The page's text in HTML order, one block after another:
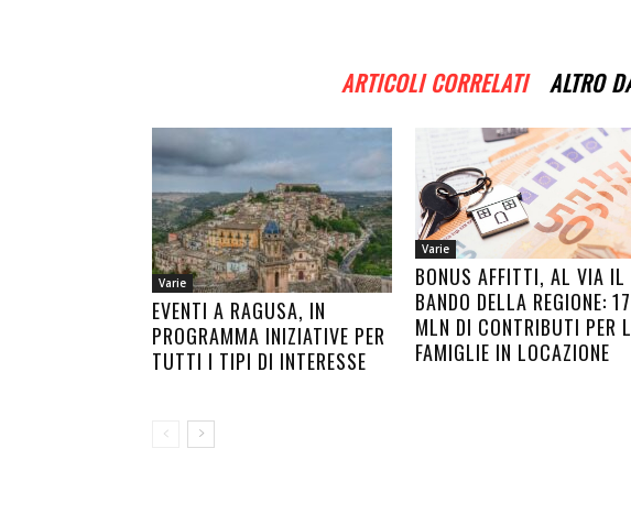
ARTICOLI CORRELATI ALTRO
Varie
EVENTI A RAGUSA, IN
PROGRAMMA INIZIATIVE PER
TUTTI I TIPI DI INTERESSE
Varie
BONUS AFFITTI, AL VIA IL
BANDO DELLA REGIONE: 17
MLN DI CONTRIBUTI PER
FAMIGLIE IN LOCAZIONE